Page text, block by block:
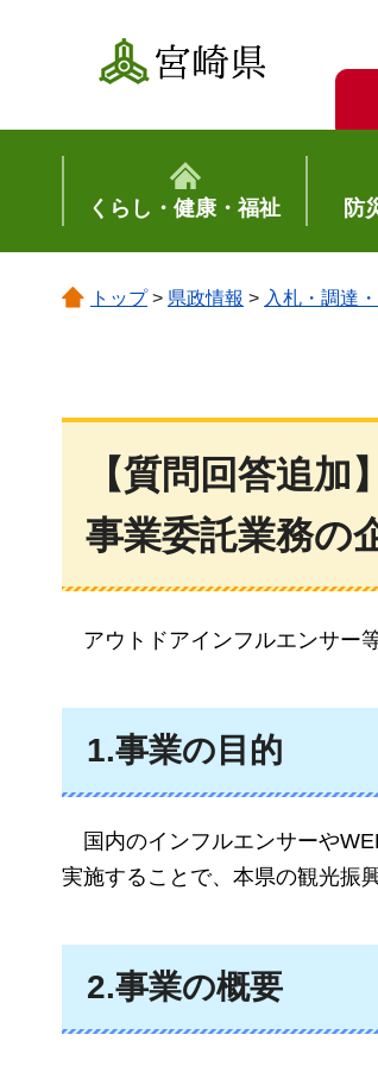
宮崎県
くらし・健康・福祉 防
トップ> 県政情報 > 入札・調達
【質問回答追
事業委託業務の
アウトドアインフルエンサー
1.事業の目的
国内のインフルエンサーや
実施することで、本県の観光振
2.事業の概要